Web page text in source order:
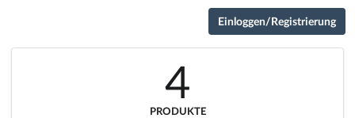
Einloggen/Registrierung
4
PRODUKTE